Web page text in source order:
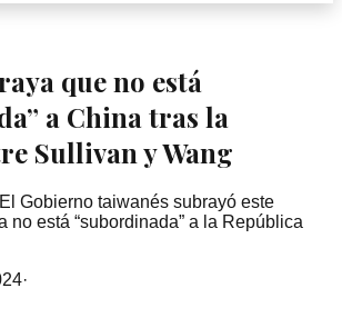
que no está
a China tras la
Sullivan y Wang
Gobierno taiwanés subrayó este
no está “subordinada” a la República
·